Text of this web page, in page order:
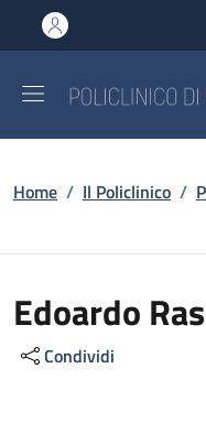
al contenuto principale
to footer content
Briciole di
Home / Il Policlinico /
Edoardo
Condividi